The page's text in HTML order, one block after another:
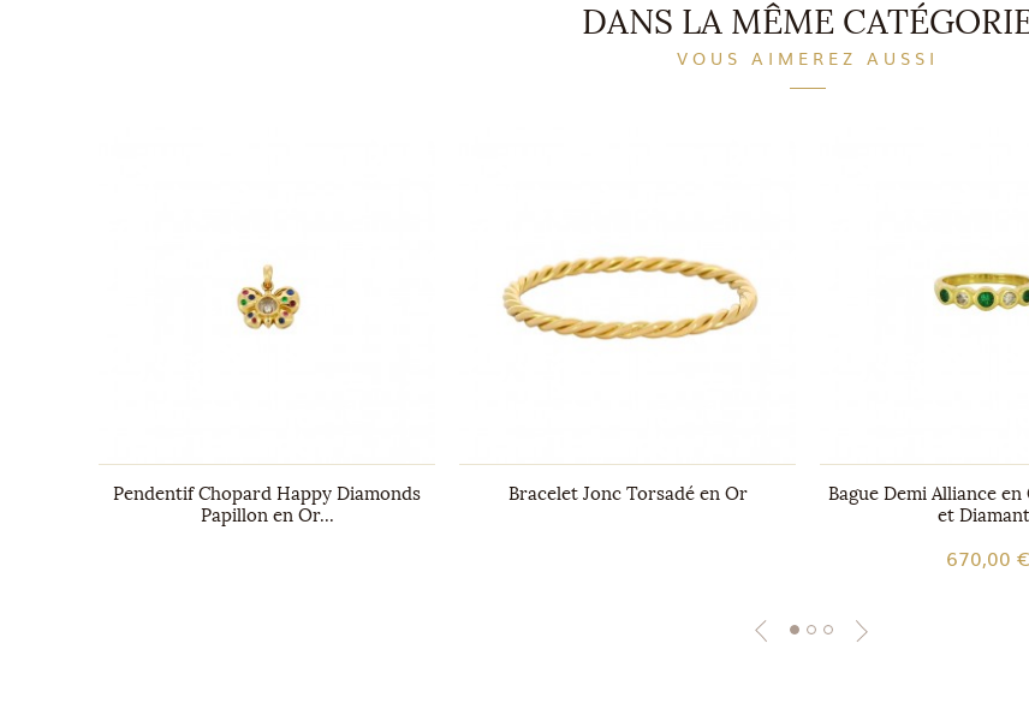
DANS LA MÊME
VOUS AIMEREZ AUSSI
Pendentif Chopard Happy Diamonds
Papillon en Or...
Bracelet Jonc Torsadé en Or
Bague Demi Alliance
et
670,00 €